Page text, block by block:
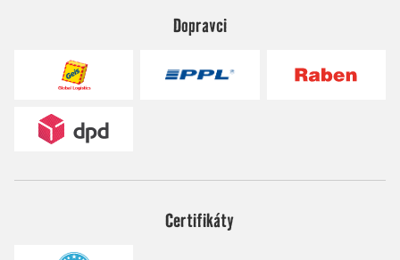
Dopravci
Certifikáty